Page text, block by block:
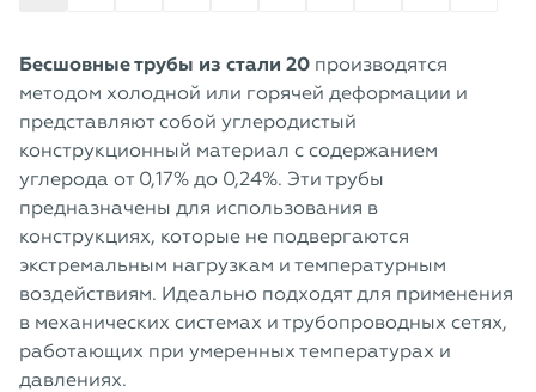
Бесшовные трубы из стали 20 производятся
методом холодной или горячей деформации и
представляют собой углеродистый
конструкционный материал с содержанием
углерода от 0,17% до 0,24%. Эти трубы
предназначены для использования в
конструкциях, которые не подвергаются
экстремальным нагрузкам и температурным
воздействиям. Идеально подходят для применения
в механических системах и трубопроводных сетях,
работающих при умеренных температурах и
давлениях.